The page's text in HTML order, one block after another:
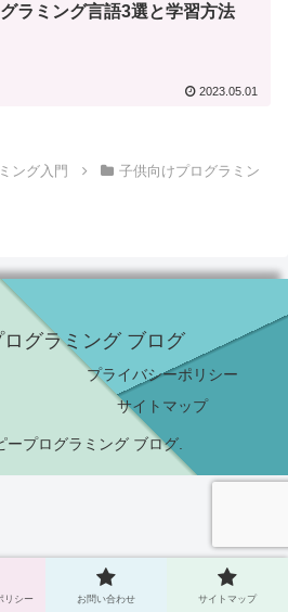
グラミング言語3選と学習方法
2023.05.01
ング入門
子供向けプログラミン
グラミング ブログ
プライバシーポリシー
サイトマップ
プログラミング ブログ.
リシー お問い合わせ サイトマップ